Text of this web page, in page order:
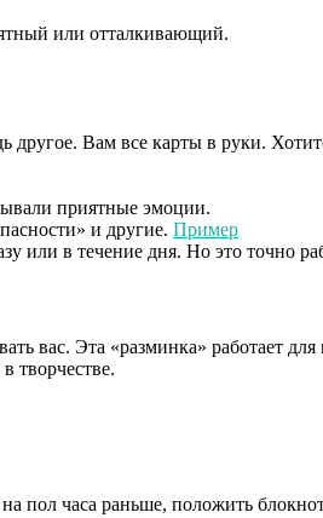
или отталкивающий.
другое. Вам все карты в руки.
приятные эмоции.
и другие. Пример
или в течение дня. Но это точно
вас. Эта «разминка» работает для
творчестве.
пол часа раньше, положить